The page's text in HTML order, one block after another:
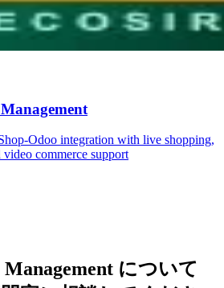
Odoo integration with live shopping,
commerce support
について